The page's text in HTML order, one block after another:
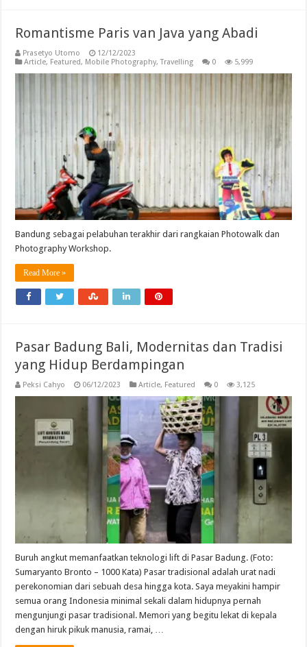
Romantisme Paris van Java yang Abadi
Prasetyo Utomo
12/12/2023
Article, Featured, Mobile Photography,Travelling 0 5,999
Bandung sebagai pelabuhan terakhir dari rangkaian Photowalk dan
Photography Workshop.
Read More »
Pasar Badung Bali, Modernitas dan Tradisi
yang Hidup Berdampingan
Peksi Cahyo 06/12/2023 Article, Featured 0 3,125
Buruh angkut memanfaatkan teknologi lift di Pasar Badung. (Foto:
Sumaryanto Bronto – 1000 Kata) Pasar tradisional adalah urat nadi
perekonomian dari sebuah desa hingga kota. Saya meyakini hampir
semua orang Indonesia minimal sekali dalam hidupnya pernah
mengunjungi pasar tradisional. Memori yang begitu lekat di kepala
dengan hiruk pikuk manusia, ramai, …